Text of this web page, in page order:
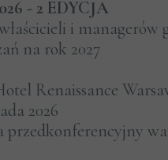
- 2 EDYCJA
i managerów
na rok 2027
Renaissance
2026
przedkonferencyjny